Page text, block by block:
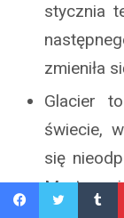
stycznia
zmieniła
Glacier
świecie,
się
Ma to